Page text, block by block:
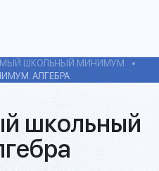
ШКОЛЬНЫЙ МИНИМУМ
АЛГЕБРА
школьный